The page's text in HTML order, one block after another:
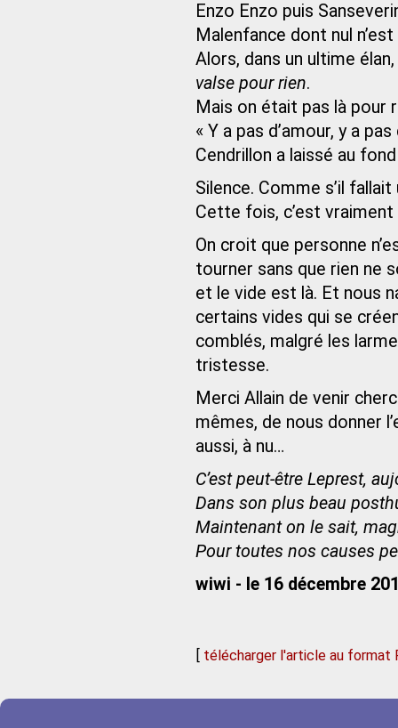
Enzo Enzo puis
Malenfance dont nul n’est
Alors, dans un ultime
valse pour rien.
Mais on était pas là pour
« Y a pas d’amour, y a
Cendrillon a laissé au
Silence. Comme s’il
Cette fois, c’est vraiment
On croit que personne
tourner sans que rien ne
et le vide est là. Et nous
certains vides qui se
comblés, malgré les
tristesse.
Merci Allain de venir
mêmes, de nous donner
aussi, à nu…
C’est peut-être Leprest,
Dans son plus beau
Maintenant on le sait,
Pour toutes nos causes
wiwi - le 16 décembre
[ télécharger l'article au format